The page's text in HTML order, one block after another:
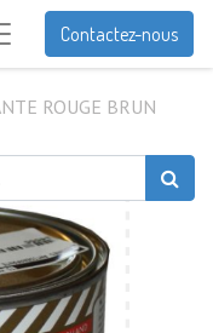
Contactez-nous
ROUGE BRUN